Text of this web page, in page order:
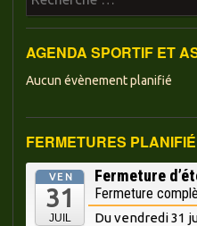
AGENDA SPORTIF ET
Aucun évènement planifié
FERMETURES
VEN
31
JUIL
Fermeture
Fermeture
Du vendredi 31